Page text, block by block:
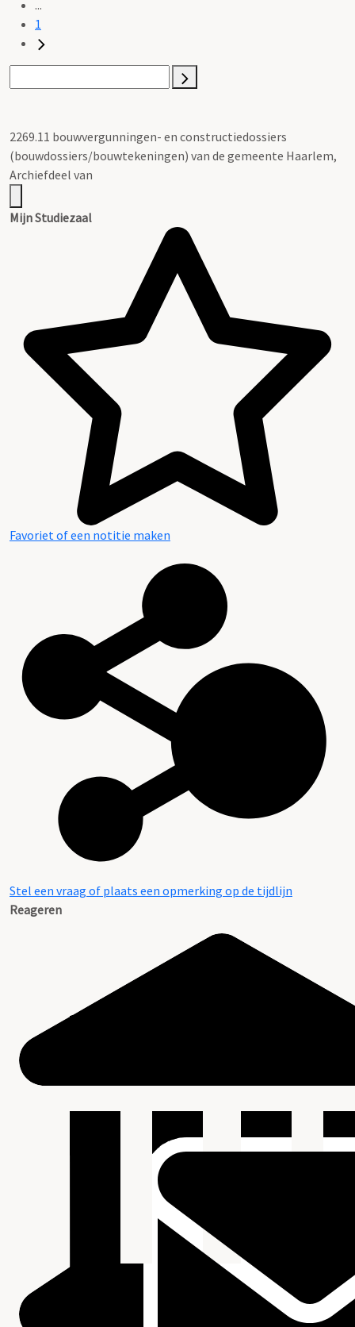
...
1
2269.11 bouwvergunningen- en constructiedossiers
(bouwdossiers/bouwtekeningen) van de gemeente Haarlem,
Archiefdeel van
Mijn Studiezaal
Favoriet of een notitie maken
Stel een vraag of plaats een opmerking op de tijdlijn
Reageren